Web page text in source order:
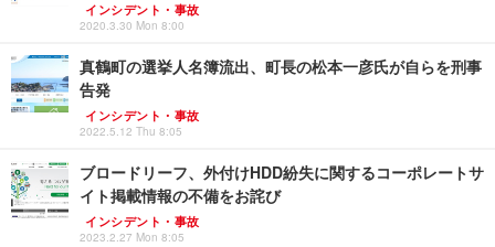
インシデント・事故
2020.3.30 Mon 8:00
真鶴町の選挙人名簿流出、町長の松本一彦氏が自らを刑事
告発
インシデント・事故
2022.5.12 Thu 8:05
ブロードリーフ、外付けHDD紛失に関するコーポレートサ
イト掲載情報の不備をお詫び
インシデント・事故
2023.2.27 Mon 8:05